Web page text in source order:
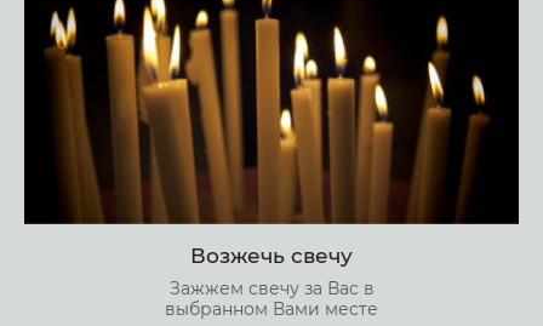
Возжечь свечу
Зажжем свечу за Вас в
выбранном Вами месте